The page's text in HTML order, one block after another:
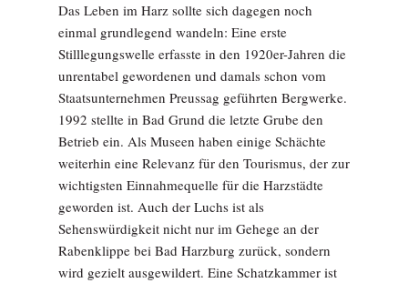
Das Leben im Harz sollte sich dagegen noch
einmal grundlegend wandeln: Eine erste
Stilllegungswelle erfasste in den 1920er-Jahren die
unrentabel gewordenen und damals schon vom
Staatsunternehmen Preussag geführten Bergwerke.
1992 stellte in Bad Grund die letzte Grube den
Betrieb ein. Als Museen haben einige Schächte
weiterhin eine Relevanz für den Tourismus, der zur
wichtigsten Einnahmequelle für die Harzstädte
geworden ist. Auch der Luchs ist als
Sehenswürdigkeit nicht nur im Ge­hege an der
Rabenklippe bei Bad Harzburg zurück, sondern
wird gezielt ausgewildert. Eine Schatzkammer ist